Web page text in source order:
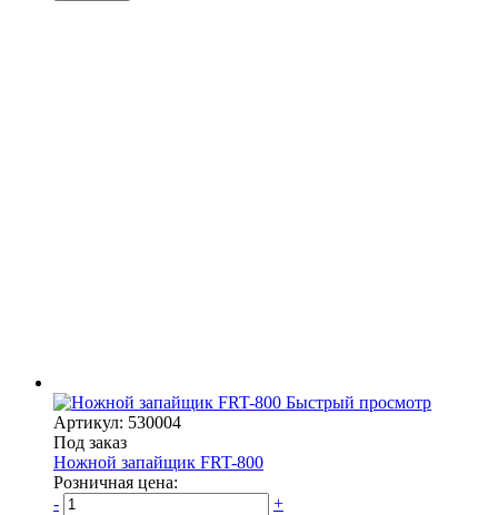
Быстрый просмотр
Артикул: 530004
Под заказ
Ножной запайщик FRT-800
Розничная цена:
-
+